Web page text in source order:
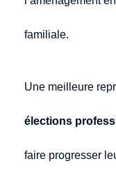
familiale.
Une meilleure
élections
faire progresser